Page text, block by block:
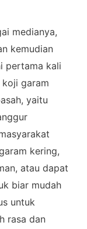
medianya,
kemudian
pertama kali
garam
yaitu
kering,
atau dapat
biar mudah
untuk
rasa dan